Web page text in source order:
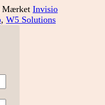
Mærket Invisio
, W5 Solutions